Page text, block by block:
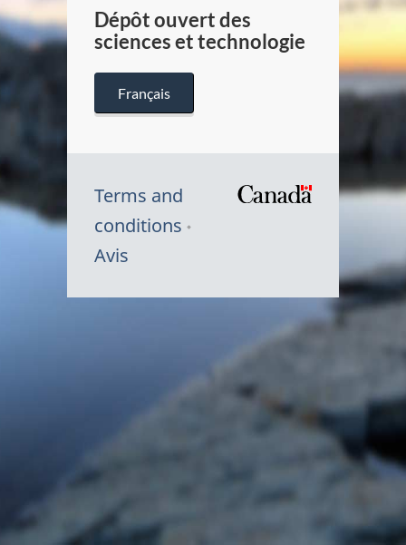
Dépôt ouvert des
sciences et technologie
Français
Terms and
conditions
Avis
du